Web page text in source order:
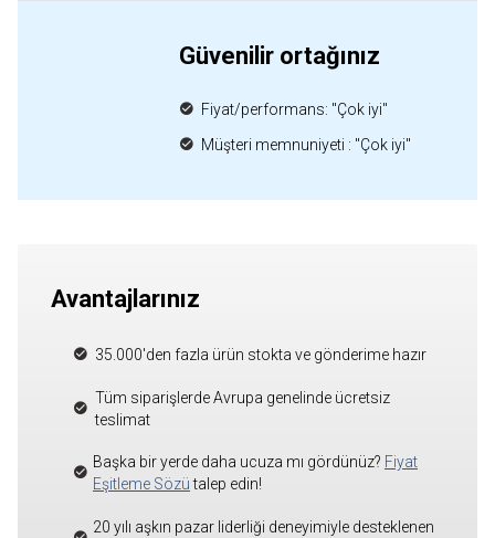
Güvenilir ortağınız
Fiyat/performans: "Çok iyi"
Müşteri memnuniyeti : "Çok iyi"
Avantajlarınız
35.000'den fazla ürün stokta ve gönderime hazır
Tüm siparişlerde Avrupa genelinde ücretsiz
teslimat
Başka bir yerde daha ucuza mı gördünüz? Fiyat
Eşitleme Sözütalep edin!
20 yılı aşkın pazar liderliği deneyimiyle desteklenen